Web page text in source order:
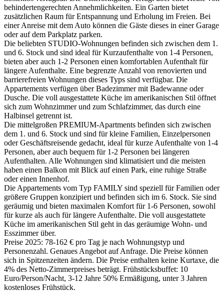
behindertengerechten Annehmlichkeiten. Ein Garten bietet
zusätzlichen Raum für Entspannung und Erholung im Freien. Bei
einer Anreise mit dem Auto können die Gäste dieses in einer Garage
oder auf dem Parkplatz parken.
Die beliebten STUDIO-Wohnungen befinden sich zwischen dem 1.
und 6. Stock und sind ideal für Kurzaufenthalte von 1-4 Personen,
bieten aber auch 1-2 Personen einen komfortablen Aufenthalt für
längere Aufenthalte. Eine begrenzte Anzahl von renovierten und
barrierefreien Wohnungen dieses Typs sind verfügbar. Die
Appartements verfügen über Badezimmer mit Badewanne oder
Dusche. Die voll ausgestattete Küche im amerikanischen Stil öffnet
sich zum Wohnzimmer und zum Schlafzimmer, das durch eine
Halbinsel getrennt ist.
Die mittelgroßen PREMIUM-Apartments befinden sich zwischen
dem 1. und 6. Stock und sind für kleine Familien, Einzelpersonen
oder Geschäftsreisende gedacht, ideal für kurze Aufenthalte von 1-4
Personen, aber auch bequem für 1-2 Personen bei längeren
Aufenthalten. Alle Wohnungen sind klimatisiert und die meisten
haben einen Balkon mit Blick auf einen Park, eine ruhige Straße
oder einen Innenhof.
Die Appartements vom Typ FAMILY sind speziell für Familien oder
größere Gruppen konzipiert und befinden sich im 6. Stock. Sie sind
geräumig und bieten maximalen Komfort für 1-6 Personen, sowohl
für kurze als auch für längere Aufenthalte. Die voll ausgestattete
Küche im amerikanischen Stil geht in das geräumige Wohn- und
Esszimmer über.
Preise 2025: 78-162 € pro Tag je nach Wohnungstyp und
Personenzahl. Genaues Angebot auf Anfrage. Die Preise können
sich in Spitzenzeiten ändern. Die Preise enthalten keine Kurtaxe, die
4% des Netto-Zimmerpreises beträgt. Frühstücksbuffet: 10
Euro/Person/Nacht, 3-12 Jahre 50% Ermäßigung, unter 3 Jahren
kostenloses Frühstück.